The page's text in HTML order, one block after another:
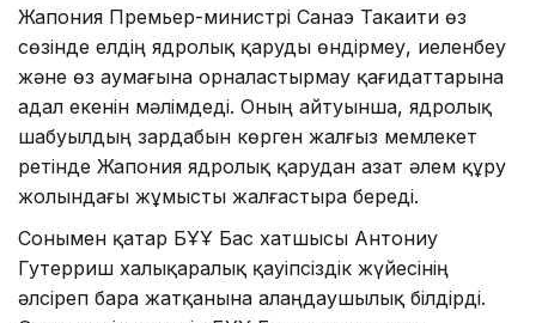
Жапония Премьер-министрі Санаэ Такаити өз
сөзінде елдің ядролық қаруды өндірмеу, иеленбеу
және өз аумағына орналастырмау қағидаттарына
адал екенін мәлімдеді. Оның айтуынша, ядролық
шабуылдың зардабын көрген жалғыз мемлекет
ретінде Жапония ядролық қарудан азат әлем құру
жолындағы жұмысты жалғастыра береді.
Сонымен қатар БҰҰ Бас хатшысы Антониу
Гутерриш халықаралық қауіпсіздік жүйесінің
әлсіреп бара жатқанына алаңдаушылық білдірді.